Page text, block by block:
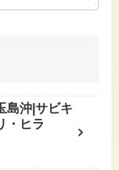
島沖|サビキ
・ヒラ